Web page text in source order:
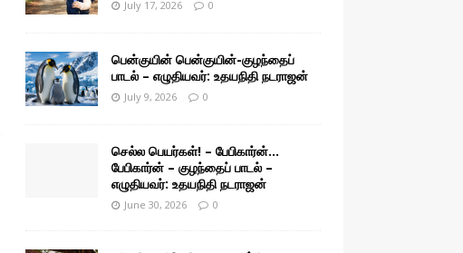
July 17, 2026 0
பென்குயின் பென்குயின்-குழந்தைப்
பாடல் – எழுதியவர்: உதயநிதி நடராஜன்
July 9, 2026 0
செல்ல பெயர்கள்! – பேபிகார்ன்…
பேபிகார்ன் – குழந்தைப் பாடல் –
எழுதியவர்: உதயநிதி நடராஜன்
June 30, 2026 0